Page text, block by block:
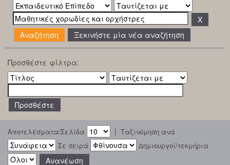
Ξεκινήστε μία νέα αναζήτηση
Προσθέστε φίλτρα:
Αποτελέσματα/Σελίδα | Ταξινόμηση ανά
Σε σειρά
Δημιουργοί/τεκμήρια